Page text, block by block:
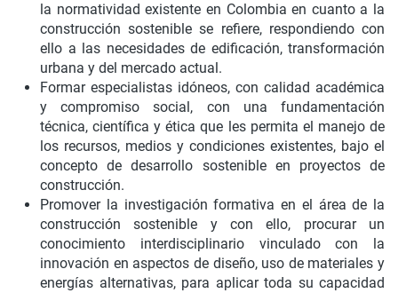
la normatividad existente en Colombia en cuanto a la
construcción sostenible se refiere, respondiendo con
ello a las necesidades de edificación, transformación
urbana y del mercado actual.
Formar especialistas idóneos, con calidad académica
y compromiso social, con una fundamentación
técnica, científica y ética que les permita el manejo de
los recursos, medios y condiciones existentes, bajo el
concepto de desarrollo sostenible en proyectos de
construcción.
Promover la investigación formativa en el área de la
construcción sostenible y con ello, procurar un
conocimiento interdisciplinario vinculado con la
innovación en aspectos de diseño, uso de materiales y
energías alternativas, para aplicar toda su capacidad